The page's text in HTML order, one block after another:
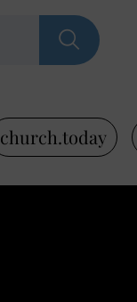
church.today